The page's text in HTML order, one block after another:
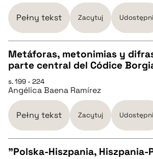
pobierz cytat
BIBTEX
pobierz cytat
Pełny tekst Zacytuj
pobierz cytat
BIBTEX
Metáforas, metonimias y
parte central del Códice
s. 199 - 224
Angélica Baena Ramírez
Pełny tekst Zacytuj
"Polska-Hiszpania, Hiszpania-